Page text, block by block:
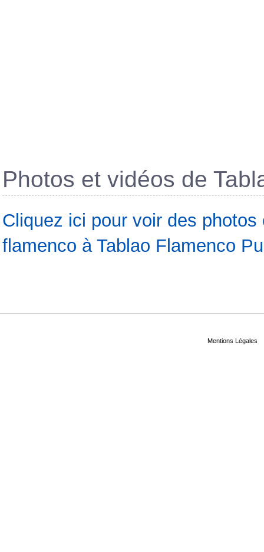
Photos et vidéos de
Cliquez ici pour voir des
flamenco à Tablao Flamenco
Mentions Légales